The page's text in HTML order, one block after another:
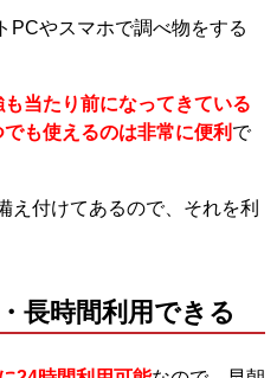
PCやスマホで調べ物をする
当たり前になってきている
も使えるのは非常に便利 で
え付けてあるので、それを利
長時間利用できる